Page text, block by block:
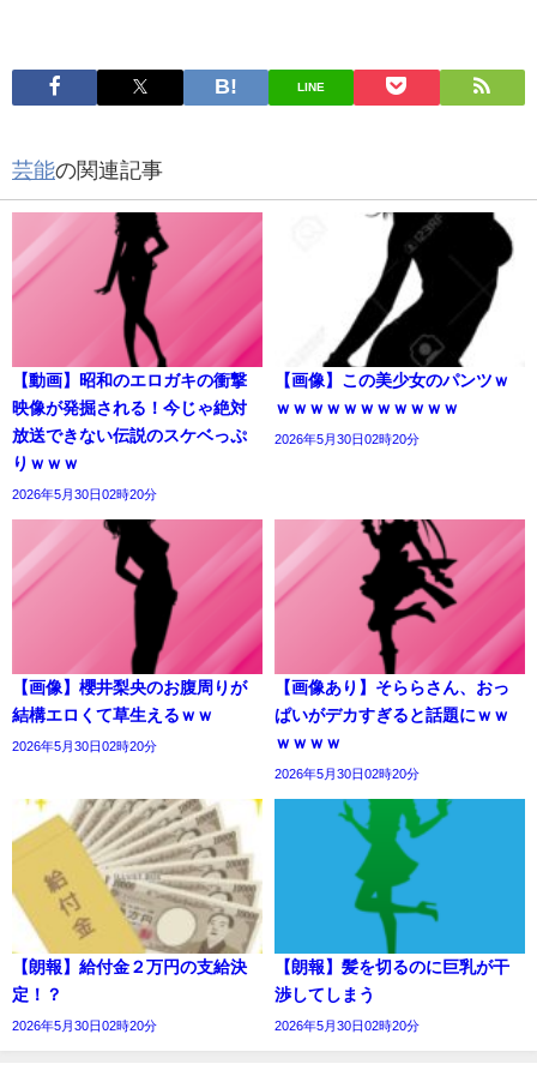
LINE
芸能の関連記事
【動画】昭和のエロガキの衝撃
映像が発掘される！今じゃ絶対
放送できない伝説のスケベっぷ
りｗｗｗ
2026年5月30日02時20分
【画像】この美少女のパンツｗ
ｗｗｗｗｗｗｗｗｗｗｗ
2026年5月30日02時20分
【画像】櫻井梨央のお腹周りが
結構エロくて草生えるｗｗ
2026年5月30日02時20分
【画像あり】そららさん、おっ
ぱいがデカすぎると話題にｗｗ
ｗｗｗｗ
2026年5月30日02時20分
【朗報】給付金２万円の支給決
定！？
2026年5月30日02時20分
【朗報】髪を切るのに巨乳が干
渉してしまう
2026年5月30日02時20分